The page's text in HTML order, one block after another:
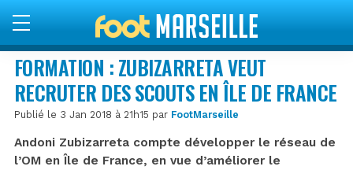
FORMATION : ZUBIZARRETA VEUT
RECRUTER DES SCOUTS EN ÎLE DE FRANCE
Publié le 3 Jan 2018 à 21h15 par FootMarseille
Andoni Zubizarreta compte développer le réseau de
l’OM en Île de France, en vue d’améliorer le